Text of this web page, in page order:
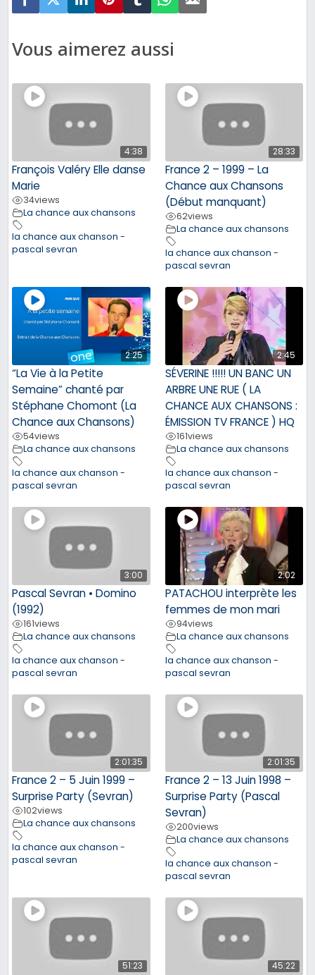
Vous aimerez aussi
4:38
François Valéry Elle danse
Marie
34views
La chance aux chansons
la chance aux chanson -
pascal sevran
28:33
France 2 – 1999 – La
Chance aux Chansons
(Début manquant)
62views
La chance aux chansons
la chance aux chanson -
pascal sevran
2:25
“La Vie à la Petite
Semaine” chanté par
Stéphane Chomont (La
Chance aux Chansons)
54views
La chance aux chansons
la chance aux chanson -
pascal sevran
2:45
SÉVERINE !!!!! UN BANC UN
ARBRE UNE RUE ( LA
CHANCE AUX CHANSONS :
ÉMISSION TV FRANCE ) HQ
161views
La chance aux chansons
la chance aux chanson -
pascal sevran
3:00
Pascal Sevran • Domino
(1992)
161views
La chance aux chansons
la chance aux chanson -
pascal sevran
2:02
PATACHOU interprète les
femmes de mon mari
94views
La chance aux chansons
la chance aux chanson -
pascal sevran
2:01:35
France 2 – 5 Juin 1999 –
Surprise Party (Sevran)
102views
La chance aux chansons
la chance aux chanson -
pascal sevran
2:01:35
France 2 – 13 Juin 1998 –
Surprise Party (Pascal
Sevran)
200views
La chance aux chansons
la chance aux chanson -
pascal sevran
51:23 45:22